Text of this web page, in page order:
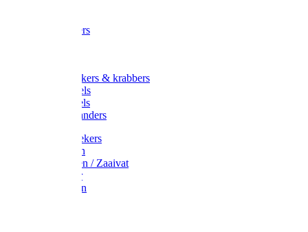
Tuinkrabbers
Onkruidstekers & krabbers
Hartschoffels
Ruitschoffels
Onkruidbranders
Graskantstekers
Verticuteren
Strooiwagen / Zaaivat
Grasmaaier
Grasscharen